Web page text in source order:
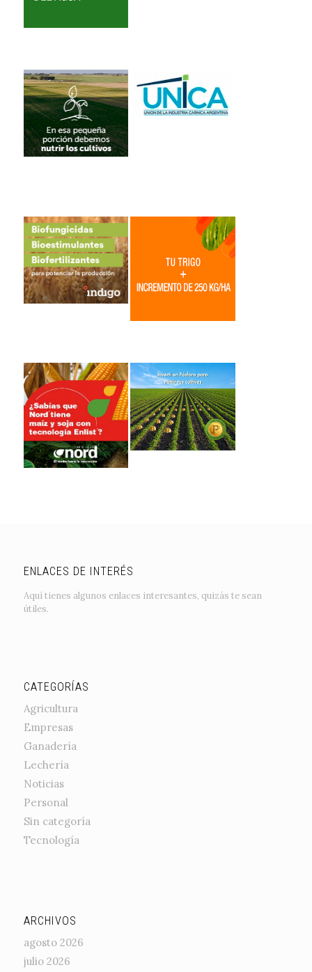
ENLACES DE INTERÉS
Aquí tienes algunos enlaces interesantes, quizás te sean
útiles.
CATEGORÍAS
Agricultura
Empresas
Ganadería
Lechería
Noticias
Personal
Sin categoría
Tecnología
ARCHIVOS
agosto 2026
julio 2026